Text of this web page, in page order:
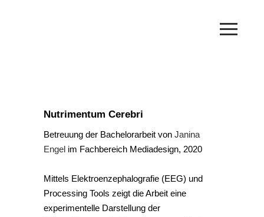
Nutrimentum Cerebri
Betreuung der Bachelorarbeit von Janina
Engel im Fachbereich Mediadesign, 2020
Mittels Elektroenzephalografie (EEG) und
Processing Tools zeigt die Arbeit eine
experimentelle Darstellung der